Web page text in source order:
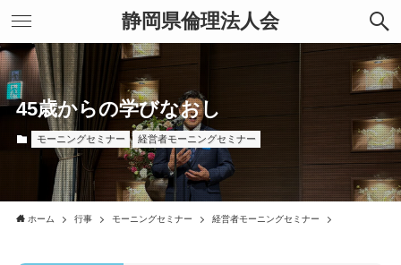
静岡県倫理法人会
45歳からの学びなおし
モーニングセミナー 経営者モーニングセミナー
ホーム 行事 モーニングセミナー 経営者モーニングセミナー